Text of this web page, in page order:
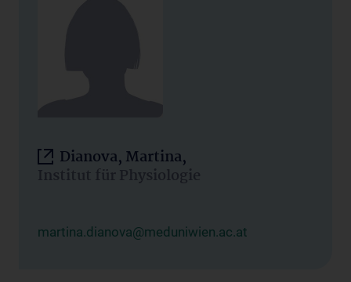
Dianova, Martina,
Institut für Physiologie
martina.dianova@meduniwien.ac.at